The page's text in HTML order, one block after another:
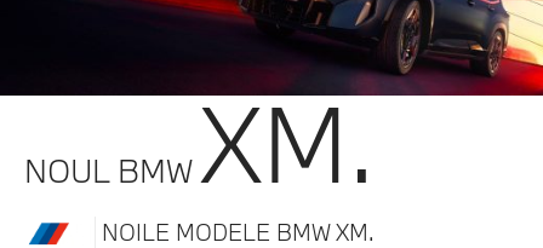
NOUL BMWXM.
NOILE MODELE BMW XM.